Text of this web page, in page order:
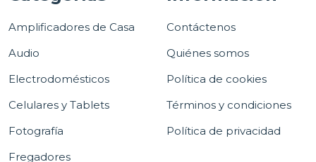
Amplificadores de Casa
Audio
Electrodomésticos
Celulares y Tablets
Fotografía
Fregadores
Contáctenos
Quiénes somos
Política de cookies
Términos y condiciones
Política de privacidad